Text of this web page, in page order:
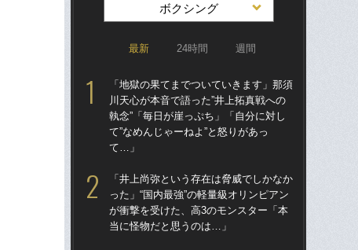
ボクシング
最新 24時間 週間
「地獄の果てまでついていきます」那須
川天心が本音で語った”井上拓真戦への
執念”「毎日が崖っぷち」「自分に対し
て”なめんじゃーねよ”と怒りがあっ
て…」
「井上尚弥という存在は脅威でしかなか
った」“国内最強”の軽量級オリンピアン
が衝撃を受けた、高3のモンスター「本
当に怪物だと思うのは…」